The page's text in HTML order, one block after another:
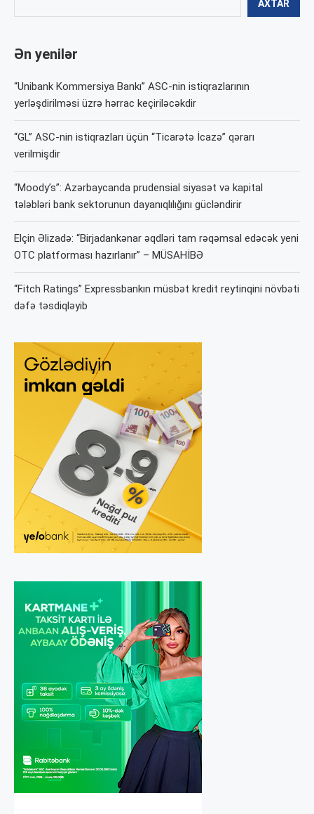
AXTAR
Ən yenilər
“Unibank Kommersiya Bankı” ASC-nin istiqrazlarının
yerləşdirilməsi üzrə hərrac keçiriləcəkdir
“GL” ASC-nin istiqrazları üçün “Ticarətə İcazə” qərarı
verilmişdir
“Moody’s”: Azərbaycanda prudensial siyasət və kapital
tələbləri bank sektorunun dayanıqlılığını gücləndirir
Elçin Əlizadə: “Birjadankənar əqdləri tam rəqəmsal edəcək yeni
OTC platforması hazırlanır” – MÜSAHİBƏ
“Fitch Ratings” Expressbankın müsbət kredit reytinqini növbəti
dəfə təsdiqləyib